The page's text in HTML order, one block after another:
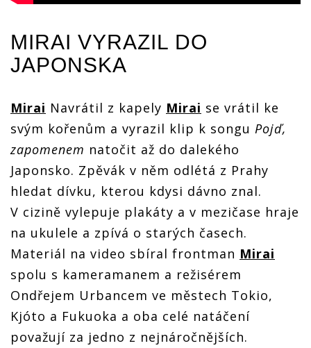
MIRAI VYRAZIL DO
JAPONSKA
Mirai Navrátil z kapely Mirai se vrátil ke
svým kořenům a vyrazil klip k songu Pojď,
zapomenem natočit až do dalekého
Japonsko. Zpěvák v něm odlétá z Prahy
hledat dívku, kterou kdysi dávno znal.
V cizině vylepuje plakáty a v mezičase hraje
na ukulele a zpívá o starých časech.
Materiál na video sbíral frontman Mirai
spolu s kameramanem a režisérem
Ondřejem Urbancem ve městech Tokio,
Kjóto a Fukuoka a oba celé natáčení
považují za jedno z nejnáročnějších.